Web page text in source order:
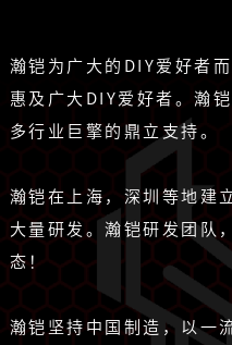
瀚铠为广大的DIY爱好者
惠及广大DIY爱好者。瀚
多行业巨擎的鼎立支持。
瀚铠在上海，深圳等地建
大量研发。瀚铠研发团队
态！
瀚铠坚持中国制造，以一